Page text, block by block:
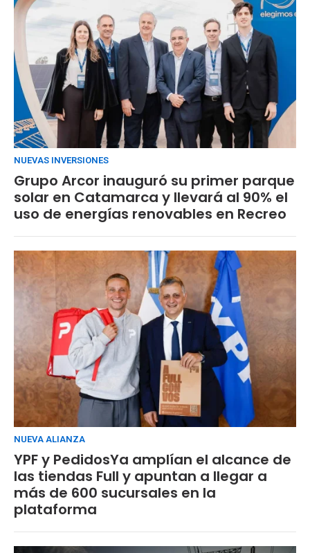
NUEVAS INVERSIONES
Grupo Arcor inauguró su primer parque
solar en Catamarca y llevará al 90% el
uso de energías renovables en Recreo
NUEVA ALIANZA
YPF y PedidosYa amplían el alcance de
las tiendas Full y apuntan a llegar a
más de 600 sucursales en la
plataforma